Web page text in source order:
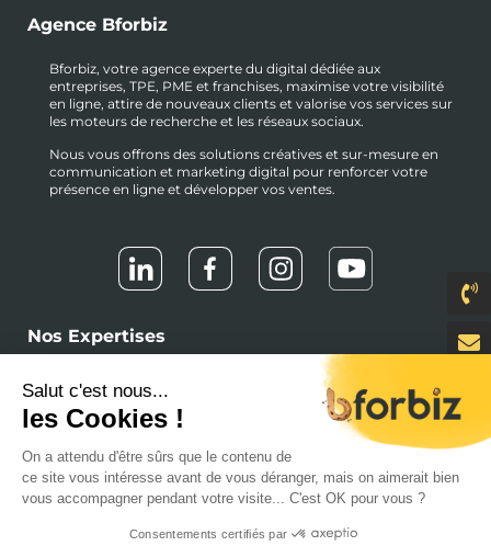
Agence Bforbiz
Bforbiz, votre agence experte du digital dédiée aux
entreprises, TPE, PME et franchises, maximise votre visibilité
en ligne, attire de nouveaux clients et valorise vos services sur
les moteurs de recherche et les réseaux sociaux.
Nous vous offrons des solutions créatives et sur-mesure en
communication et marketing digital pour renforcer votre
présence en ligne et développer vos ventes.
Nos Expertises
Création de Site Internet
Référencement Naturel - SEO
Référencement Sponsorisé - SEA
Référencement SEO Local
Social Media Management
Marketing de Contenu
Web Design, UX & UI
Salut c'est nous...
les Cookies !
On a attendu d'être sûrs que le contenu de
ce site vous intéresse avant de vous déranger, mais on aimerait bien
vous accompagner pendant votre visite... C'est OK pour vous ?
Consentements certifiés par